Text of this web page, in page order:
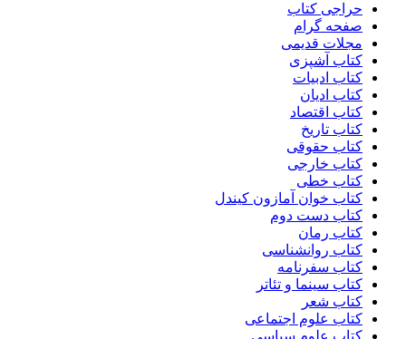
حراجی کتاب
صفحه گرام
مجلات قدیمی
کتاب آشپزی
کتاب ادبیات
کتاب ادیان
کتاب اقتصاد
کتاب تاریخ
کتاب حقوقی
کتاب خارجی
کتاب خطی
کتاب خوان آمازون کیندل
کتاب دست دوم
کتاب رمان
کتاب روانشناسی
کتاب سفرنامه
کتاب سینما و تئاتر
کتاب شعر
کتاب علوم اجتماعی